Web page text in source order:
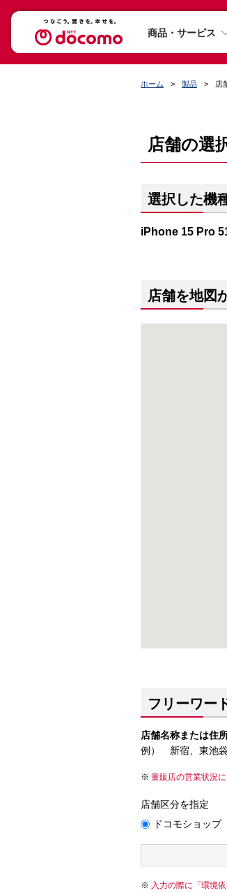
商品・サービス
ホーム 製品 店
店舗の選
選択した機
iPhone 15 Pro
店舗を地図
フリーワー
店舗名称または住
例） 新宿、東池
量販店の営業状況
店舗区分を指定
ドコモショップ
入力の際に「環境